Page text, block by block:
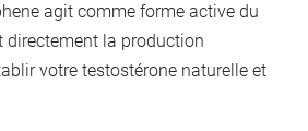
agit comme forme active du
directement la production
votre testostérone naturelle et